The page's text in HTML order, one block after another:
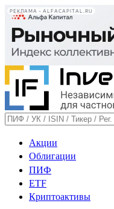
РЕКЛАМА • ALFACAPITAL.RU
Акции
Облигации
ПИФ
ETF
Криптоактивы